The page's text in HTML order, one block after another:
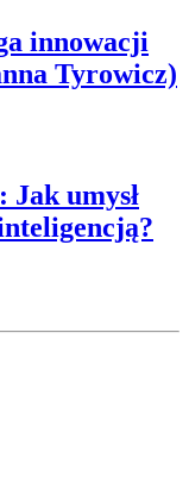
innowacji
Tyrowicz)
umysł